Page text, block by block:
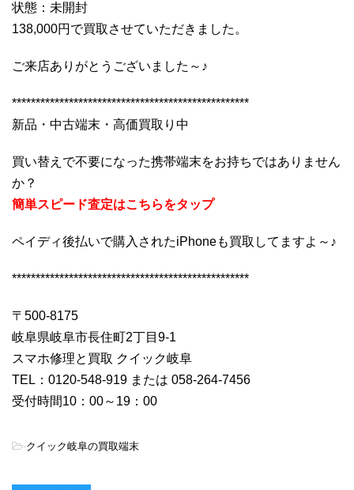
状態：未開封
138,000円で買取させていただきました。
ご来店ありがとうございました～♪
**************************************************
新品・中古端末・高価買取り中
買い替えで不要になった携帯端末をお持ちではありません
か？
簡単スピード査定はこちらをタップ
ペイディ後払いで購入されたiPhoneも買取してますよ～♪
**************************************************
〒500-8175
岐阜県岐阜市長住町2丁目9-1
スマホ修理と買取 クイック岐阜
TEL：0120-548-919 または 058-264-7456
受付時間10：00～19：00
-クイック岐阜の買取端末